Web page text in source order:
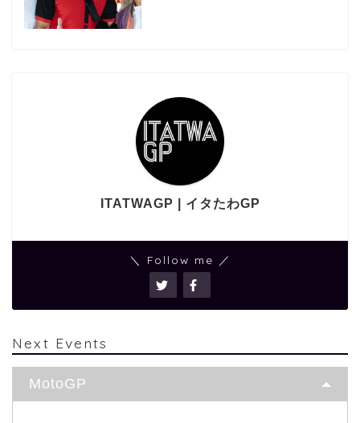
ITATWAGP | イタたわGP
＼ Follow me ／
Next Events
MotoGP